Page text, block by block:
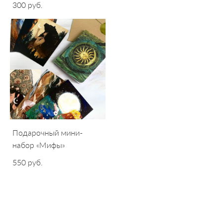
300 pуб.
Подарочный мини-
набор «Мифы»
550 pуб.